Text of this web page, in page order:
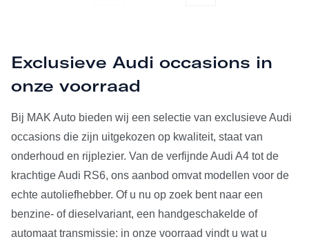
Exclusieve Audi occasions in
onze voorraad
Bij MAK Auto bieden wij een selectie van exclusieve Audi
occasions die zijn uitgekozen op kwaliteit, staat van
onderhoud en rijplezier. Van de verfijnde Audi A4 tot de
krachtige Audi RS6, ons aanbod omvat modellen voor de
echte autoliefhebber. Of u nu op zoek bent naar een
benzine- of dieselvariant, een handgeschakelde of
automaat transmissie: in onze voorraad vindt u wat u